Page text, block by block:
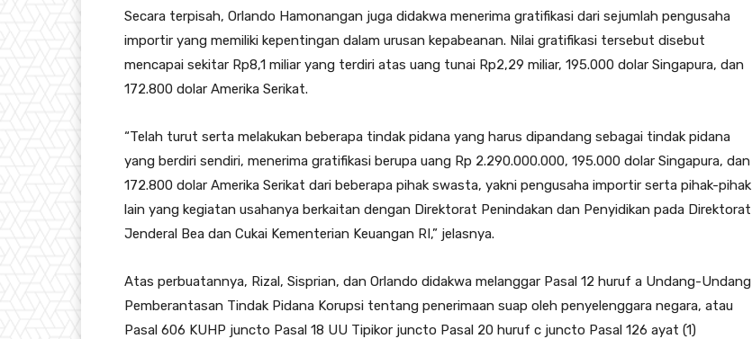
Secara terpisah, Orlando Hamonangan juga didakwa menerima gratifikasi dari sejumlah pengusaha
importir yang memiliki kepentingan dalam urusan kepabeanan. Nilai gratifikasi tersebut disebut
mencapai sekitar Rp8,1 miliar yang terdiri atas uang tunai Rp2,29 miliar, 195.000 dolar Singapura, dan
172.800 dolar Amerika Serikat.
“Telah turut serta melakukan beberapa tindak pidana yang harus dipandang sebagai tindak pidana
yang berdiri sendiri, menerima gratifikasi berupa uang Rp 2.290.000.000, 195.000 dolar Singapura, dan
172.800 dolar Amerika Serikat dari beberapa pihak swasta, yakni pengusaha importir serta pihak-pihak
lain yang kegiatan usahanya berkaitan dengan Direktorat Penindakan dan Penyidikan pada Direktorat
Jenderal Bea dan Cukai Kementerian Keuangan RI,” jelasnya.
Atas perbuatannya, Rizal, Sisprian, dan Orlando didakwa melanggar Pasal 12 huruf a Undang-Undang
Pemberantasan Tindak Pidana Korupsi tentang penerimaan suap oleh penyelenggara negara, atau
Pasal 606 KUHP juncto Pasal 18 UU Tipikor juncto Pasal 20 huruf c juncto Pasal 126 ayat (1)